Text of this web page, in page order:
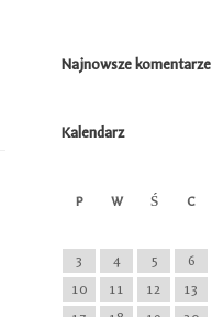
Najnowsze komentarze
Kalendarz
P
W Ś C
3
4 5 6
10
11 12 13